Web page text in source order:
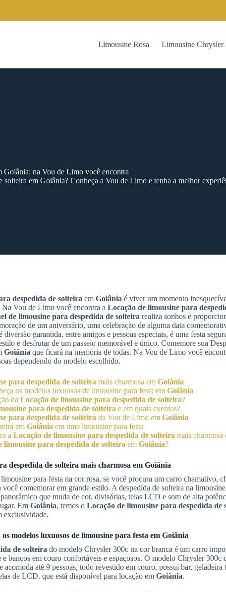
Limousine Rosa Limousine Chrysler
Goiânia: na Vou de Limo você encontra
solteira em Goiânia? Conheça a Vou de Limo e tenha a melhor
despedida de solteira em Goiânia é viver um momento
Vou de Limo você encontra a Locação de limousine para
de limousine para despedida de solteira realiza sonhos e
de um aniversário, uma celebração de alguma data
garantida, entre amigos e pessoas especiais, é uma festa
e desfrutar de um passeio memorável e único. Comemore sua
Goiânia que ficará na memória de todas. Na Vou de Limo você
dependendo do modelo escolhido.
para despedida de solteira mais charmosa em Goiânia
os modelos luxuosos de limousine para festa em Goiânia
da Locação de limousine para despedida de solteira?
para despedida de solteira e em quais eventos?
para despedida de solteira da Vou de Limo em Goiânia
em Goiânia em uma limousine para festa
a Locação de limousine para despedida de solteira mais charmosa
limousine para despedida de solteira em Goiânia?
despedida de solteira mais charmosa em Goiânia
para festa na cor rosa, se você procura um carro chamativo,
você comemorar em grande estilo. A despedida de solteira na
que muda de cor, divisórias, telas LCD e som de alta
Em Goiânia, temos o Locação de limousine para despedida de
exclusividade.
modelos luxuosos de limousine para festa em Goiânia
de solteira do modelo Chrysler 300c na cor branca é um carro
bancos em couro confortáveis e espaçosos. O modelo Chrysler 300c
acomoda até 9 pessoas, todo revestido em couro, possui bar,
de LCD, que está disponível para locação em Goiânia.